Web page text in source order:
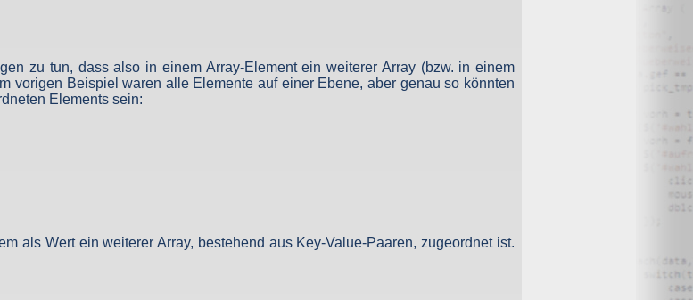
sind, erfolgt eine Einschränkung der Datenverarbeitung. In diesem Fall werden die Daten gesperrt
und der Verarbeitung ihrer personenbezogenen Daten zu jeder Zeit widersprechen.
zu tun, dass also in einem Array-Element ein weiterer Array (bzw. in einem
vorigen Beispiel waren alle Elemente auf einer Ebene, aber genau so könnten
Elements sein:
als Wert ein weiterer Array, bestehend aus Key-Value-Paaren, zugeordnet ist.